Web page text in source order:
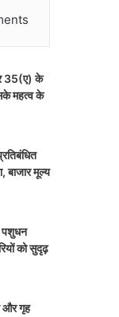
35(ए) के
महत्व के
बाजार मूल्य
पशुधन
को सुदृढ़
और गृह